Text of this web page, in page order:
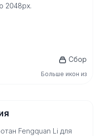
2048px.
Сбор
Больше икон из
Fengquan Li для